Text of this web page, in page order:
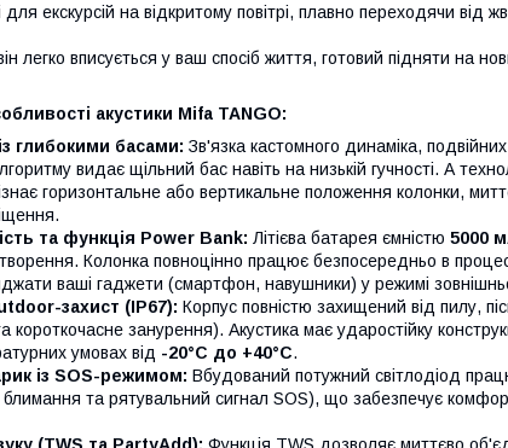
для екскурсій на відкритому повітрі, плавно переходячи від
легко вписується у ваш спосіб життя, готовий підняти на
акустики Mifa TANGO:
глибокими басами: Зв'язка кастомного динаміка,
видає щільний бас навіть на низькій гучності. А
горизонтальне або вертикальне положення колонки,
та функція Power Bank: Літієва батарея ємністю 5000
Колонка повноцінно працює безпосередньо в
ваші гаджети (смартфон, навушники) у режимі
захист (IP67): Корпус повністю захищений від пилу,
короткочасне занурення). Акустика має ударостійку
умовах від -20°C до +40°C.
із SOS-режимом: Вбудований потужний світлодіод
блимання та рятувальний сигнал SOS), що забезпечує
(TWS та PartyAdd): Функція TWS дозволяє миттєво